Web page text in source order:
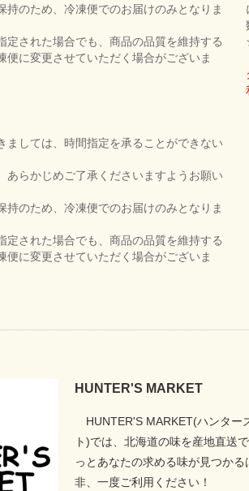
持のため、冷凍便でのお届けのみとなりま
定された場合でも、商品の品質を維持する
便に変更させていただく場合がございま
ましては、時間指定を承ることができない
あらかじめご了承くださいますようお願い
持のため、冷凍便でのお届けのみとなりま
定された場合でも、商品の品質を維持する
便に変更させていただく場合がございま
HUNTER'S MARKET
HUNTER'S MARKET(ハンター
ト)では、北海道の味を産地直送
っとあなたの求める味が見つかる
非、一度ご利用ください！